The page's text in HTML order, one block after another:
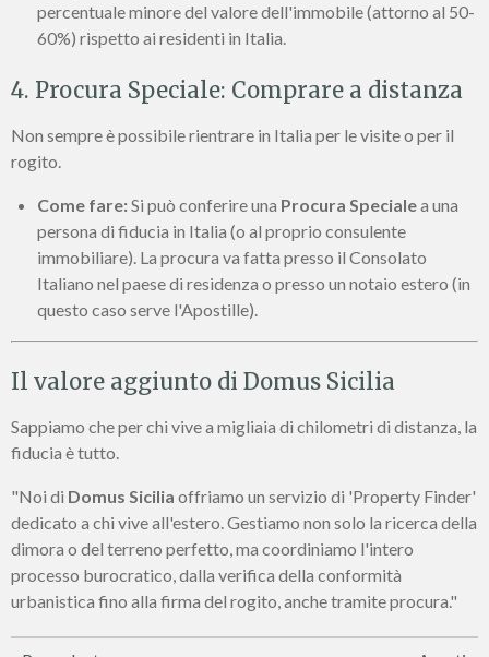
percentuale minore del valore dell'immobile (attorno al 50-
60%) rispetto ai residenti in Italia.
4. Procura Speciale: Comprare a distanza
Non sempre è possibile rientrare in Italia per le visite o per il
rogito.
Come fare:Si può conferire una Procura Specialea una
persona di fiducia in Italia (o al proprio consulente
immobiliare). La procura va fatta presso il Consolato
Italiano nel paese di residenza o presso un notaio estero (in
questo caso serve l'Apostille).
Il valore aggiunto di Domus Sicilia
Sappiamo che per chi vive a migliaia di chilometri di distanza, la
fiducia è tutto.
"Noi di Domus Sicilia offriamo un servizio di 'Property Finder'
dedicato a chi vive all'estero. Gestiamo non solo la ricerca della
dimora o del terreno perfetto, ma coordiniamo l'intero
processo burocratico, dalla verifica della conformità
urbanistica fino alla firma del rogito, anche tramite procura."